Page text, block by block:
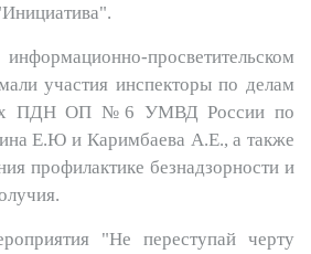
просветительском
участия инспекторы по делам
ПДН ОП №6 УМВД России по
Е.Ю и Каримбаева А.Е., а также
профилактике безнадзорности и
"Не переступай черту